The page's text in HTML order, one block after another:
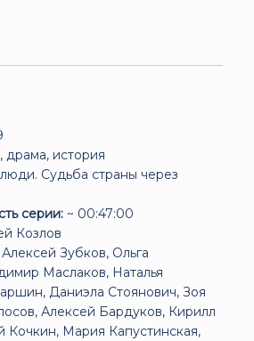
драма, история
Судьба страны через
серии: ~ 00:47:00
Козлов
Алексей Зубков, Ольга
Маслаков, Наталья
Даниэла Стоянович, Зоя
Алексей Бардуков, Кирилл
Кочкин, Мария Капустинская,